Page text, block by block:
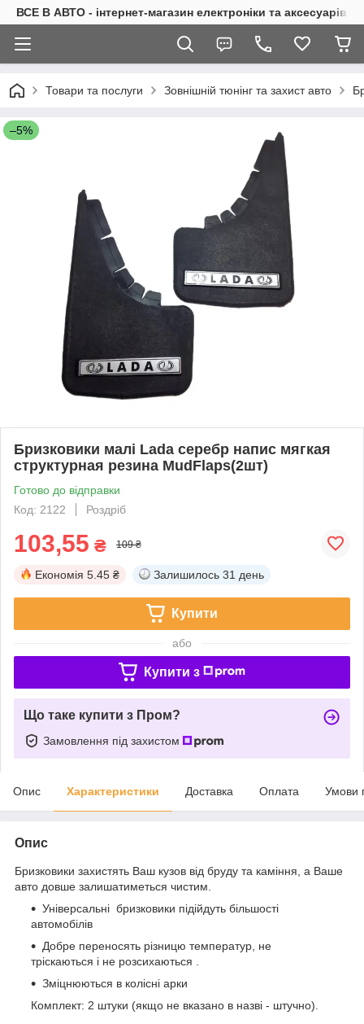
ВСЕ В АВТО - інтернет-магазин електроніки та аксесуарів в
Товари та послуги Зовнішній тюнінг та захист авто
–5%
Бризковики малі Lada серебр напис мягкая
структурная резина MudFlaps(2шт)
Готово до відправки
Код: 2122
Роздріб
103,55 ₴ 109 ₴
Економія 5.45 ₴ Залишилось 31 день
Купити
або
Купити з
Що таке купити з Пром?
Замовлення під захистом
Опис Характеристики Доставка Оплата Умови
Опис
Бризковики захистять Ваш кузов від бруду та каміння, а Ваше
авто довше залишатиметься чистим.
Універсальні бризковики підійдуть більшості
автомобілів
Добре переносять різницю температур, не
тріскаються і не розсихаються .
Зміцнюються в колісні арки
Комплект: 2 штуки (якщо не вказано в назві - штучно).